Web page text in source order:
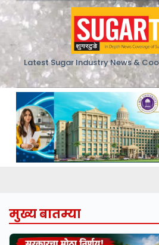
Skip
to
content
Latest Sugar Industry News &
मुख्य बातम्या